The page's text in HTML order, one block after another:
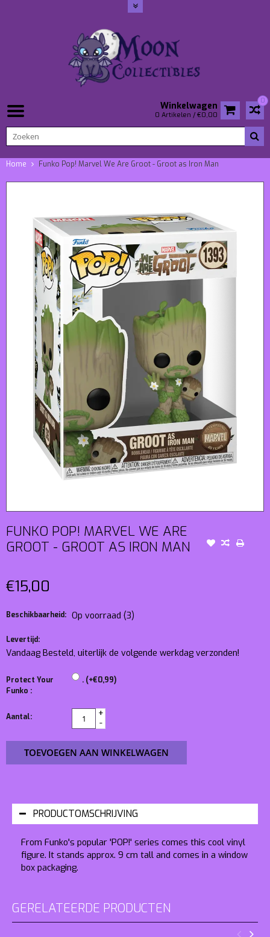
0
Winkelwagen
0 Artikelen / €0,00
Home Funko Pop! Marvel We Are Groot - Groot as Iron Man
FUNKO POP! MARVEL WE ARE
GROOT - GROOT AS IRON MAN
€15,00
Beschikbaarheid: Op voorraad (3)
Levertijd:
Vandaag Besteld, uiterlijk de volgende werkdag verzonden!
Protect Your
Funko :
. (+€0,99)
Aantal:
+
-
TOEVOEGEN AAN WINKELWAGEN
PRODUCTOMSCHRIJVING
From Funko's popular 'POP!' series comes this cool vinyl
figure. It stands approx. 9 cm tall and comes in a window
box packaging.
GERELATEERDE PRODUCTEN